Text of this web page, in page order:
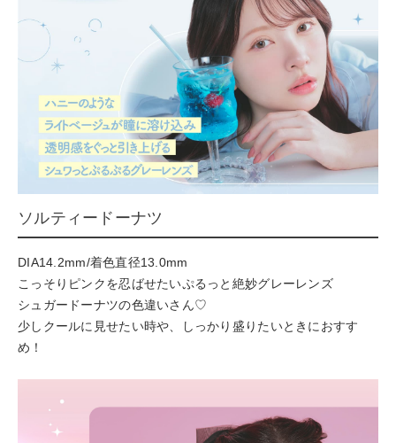
ソルティードーナツ
DIA14.2mm/着色直径13.0mm
こっそりピンクを忍ばせたいぷるっと絶妙グレーレンズ
シュガードーナツの色違いさん♡
少しクールに見せたい時や、しっかり盛りたいときにおすす
め！